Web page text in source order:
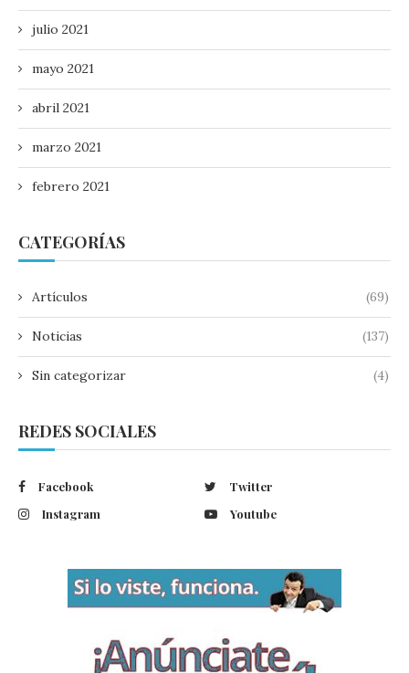
julio 2021
mayo 2021
abril 2021
marzo 2021
febrero 2021
CATEGORÍAS
Artículos (69)
Noticias (137)
Sin categorizar (4)
REDES SOCIALES
Facebook
Twitter
Instagram
Youtube